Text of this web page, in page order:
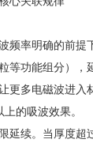
频率明确的前提
等功能组分）
更多电磁波进
的吸波效果。
延续。当厚度超